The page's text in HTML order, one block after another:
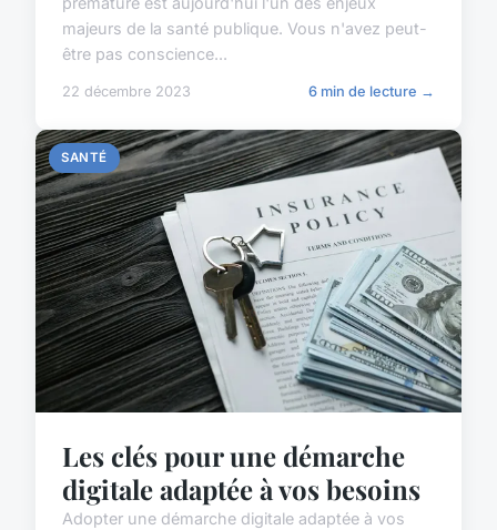
majeurs de la santé publique. Vous n'avez peut-
être pas conscience...
22 décembre 2023 6 min de lecture →
SANTÉ
Les clés pour une démarche
digitale adaptée à vos besoins
Adopter une démarche digitale adaptée à vos